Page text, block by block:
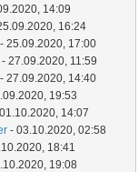
14:09
16:24
- 25.09.2020, 17:00
- 27.09.2020, 11:59
- 27.09.2020, 14:40
19:53
14:07
- 03.10.2020, 02:58
18:41
19:08